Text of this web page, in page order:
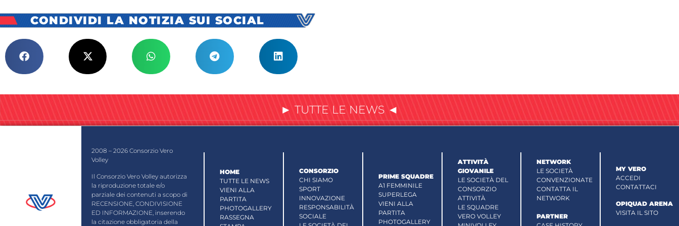
CONDIVIDI LA NOTIZIA SUI SOCIAL
► TUTTE LE NEWS ◄
2008 – 2026 Consorzio Vero
Volley
Il Consorzio Vero Volley autorizza
la riproduzione totale e/o
parziale dei contenuti a scopo di
RECENSIONE, CONDIVISIONE
ED INFORMAZIONE, inserendo
la citazione obbligatoria della
HOME
TUTTE LE NEWS
VIENI ALLA
PARTITA
PHOTOGALLERY
RASSEGNA
CONSORZIO
CHI SIAMO
SPORT
INNOVAZIONE
RESPONSABILITÀ
SOCIALE
PRIME SQUADRE
A1 FEMMINILE
SUPERLEGA
VIENI ALLA
PARTITA
PHOTOGALLERY
ATTIVITÀ
GIOVANILE
LE SOCIETÀ DEL
CONSORZIO
ATTIVITÀ
LE SQUADRE
VERO VOLLEY
NETWORK
LE SOCIETÀ
CONVENZIONATE
CONTATTA IL
NETWORK
PARTNER
MY VERO
ACCEDI
CONTATTACI
OPIQUAD ARENA
VISITA IL SITO